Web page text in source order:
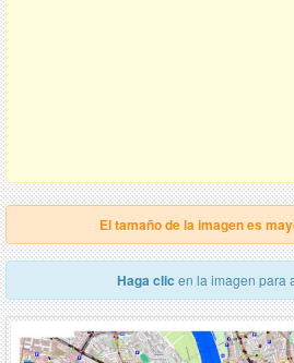
El tamaño de la imagen es
Haga clic en la imagen para